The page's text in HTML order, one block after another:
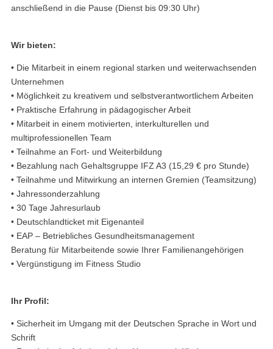
anschließend in die Pause (Dienst bis 09:30 Uhr)
Wir bieten:
• Die Mitarbeit in einem regional starken und weiterwachsenden
Unternehmen
• Möglichkeit zu kreativem und selbstverantwortlichem Arbeiten
• Praktische Erfahrung in pädagogischer Arbeit
• Mitarbeit in einem motivierten, interkulturellen und
multiprofessionellen Team
• Teilnahme an Fort- und Weiterbildung
• Bezahlung nach Gehaltsgruppe IFZ A3 (15,29 € pro Stunde)
• Teilnahme und Mitwirkung an internen Gremien (Teamsitzung)
• Jahressonderzahlung
• 30 Tage Jahresurlaub
• Deutschlandticket mit Eigenanteil
• EAP – Betriebliches Gesundheitsmanagement
Beratung für Mitarbeitende sowie Ihrer Familienangehörigen
• Vergünstigung im Fitness Studio
Ihr Profil:
• Sicherheit im Umgang mit der Deutschen Sprache in Wort und
Schrift